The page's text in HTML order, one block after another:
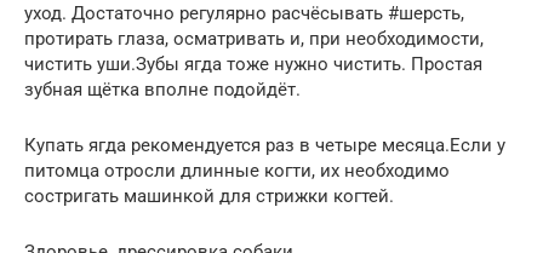
уход. Достаточно регулярно расчёсывать #шерсть,
протирать глаза, осматривать и, при необходимости,
чистить уши.Зубы ягда тоже нужно чистить. Простая
зубная щётка вполне подойдёт.
Купать ягда рекомендуется раз в четыре месяца.Если у
питомца отросли длинные когти, их необходимо
состригать машинкой для стрижки когтей.